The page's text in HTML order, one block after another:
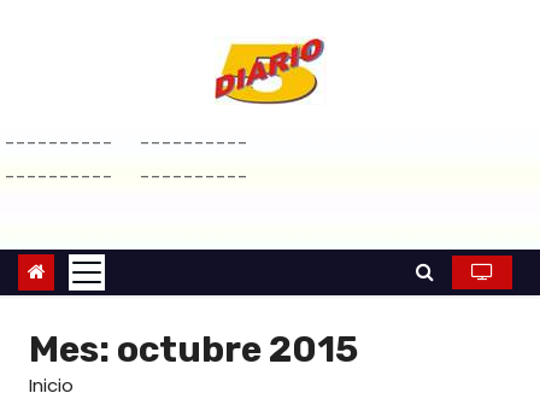
a
r
l
----------
----------
----------
----------
Mes: octubre 2015
Inicio